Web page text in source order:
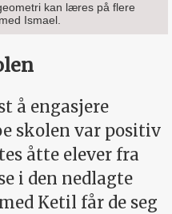
kan læres på flere
Ismael.
å engasjere
skolen var positiv
åtte elever fra
i den nedlagte
Ketil får de seg